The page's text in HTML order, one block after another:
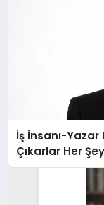
İş İnsanı-Yazar
Çıkarlar Her